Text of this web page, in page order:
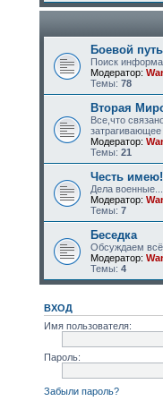
Боевой путь
Поиск
Модератор:
Темы: 78
Вторая
Все,что
затрагивающее
Модератор:
Темы: 21
Честь имею!
Дела военные...
Модератор:
Темы: 7
Беседка
Обсуждаем
Модератор:
Темы: 4
ВХОД
Имя пользователя:
Пароль:
Забыли пароль?